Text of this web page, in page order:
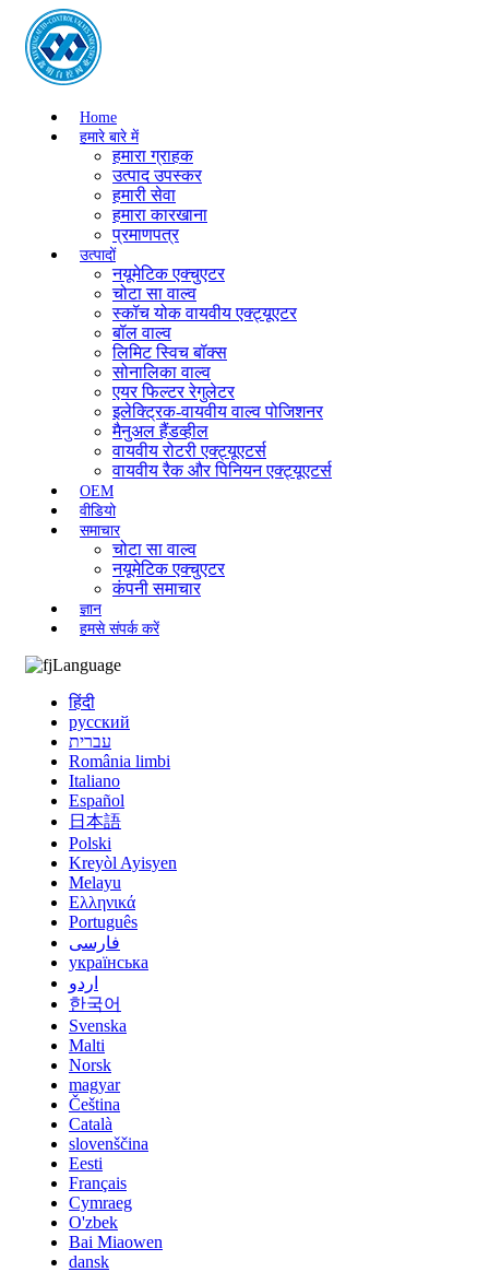
Home
हमारे बारे में
हमारा ग्राहक
उत्पाद उपस्कर
हमारी सेवा
हमारा कारखाना
प्रमाणपत्र
उत्पादों
नयूमेटिक एक्चुएटर
चोटा सा वाल्व
स्कॉच योक वायवीय एक्ट्यूएटर
बॉल वाल्व
लिमिट स्विच बॉक्स
सोनालिका वाल्व
एयर फिल्टर रेगुलेटर
इलेक्ट्रिक-वायवीय वाल्व पोजिशनर
मैनुअल हैंडव्हील
वायवीय रोटरी एक्ट्यूएटर्स
वायवीय रैक और पिनियन एक्ट्यूएटर्स
OEM
वीडियो
समाचार
चोटा सा वाल्व
नयूमेटिक एक्चुएटर
कंपनी समाचार
ज्ञान
हमसे संपर्क करें
Language
हिंदी
русский
עברית
România limbi
Italiano
Español
日本語
Polski
Kreyòl Ayisyen
Melayu
Ελληνικά
Português
فارسی
українська
اردو
한국어
Svenska
Malti
Norsk
magyar
Čeština
Català
slovenščina
Eesti
Français
Cymraeg
O'zbek
Bai Miaowen
dansk